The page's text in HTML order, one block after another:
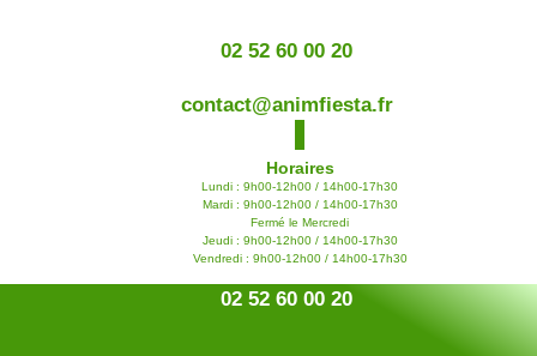
02 52 60 00 20
contact@animfiesta.fr
Horaires
Lundi : 9h00-12h00 / 14h00-17h30
Mardi : 9h00-12h00 / 14h00-17h30
Fermé le Mercredi
Jeudi : 9h00-12h00 / 14h00-17h30
Vendredi : 9h00-12h00 / 14h00-17h30
02 52 60 00 20